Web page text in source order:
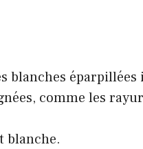
blanches éparpillées
comme les
blanche.